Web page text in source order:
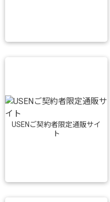
USENご契約者限定通販サイ
ト